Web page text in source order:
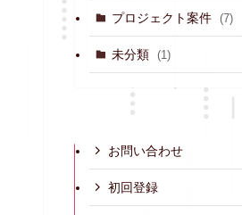
プロジェクト案件 (7)
未分類 (1)
お問い合わせ
初回登録